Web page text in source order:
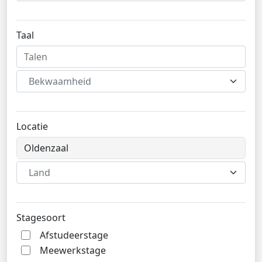
Taal
Bekwaamheid
Locatie
Land
Stagesoort
Afstudeerstage
Meewerkstage